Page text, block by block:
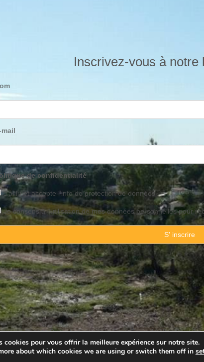
Inscrivez-vous à notre
mail
de confidentialité
J’ai lu et accepte l’info deprotectionde données
Je consens à l’utilisation de mes données personnelles pour
© 2025 Property Consulting Spain By JadeVillas S.L. ·
cookies pour vous offrir la meilleure expérience sur notre site.
about which cookies we are using or switch them off in